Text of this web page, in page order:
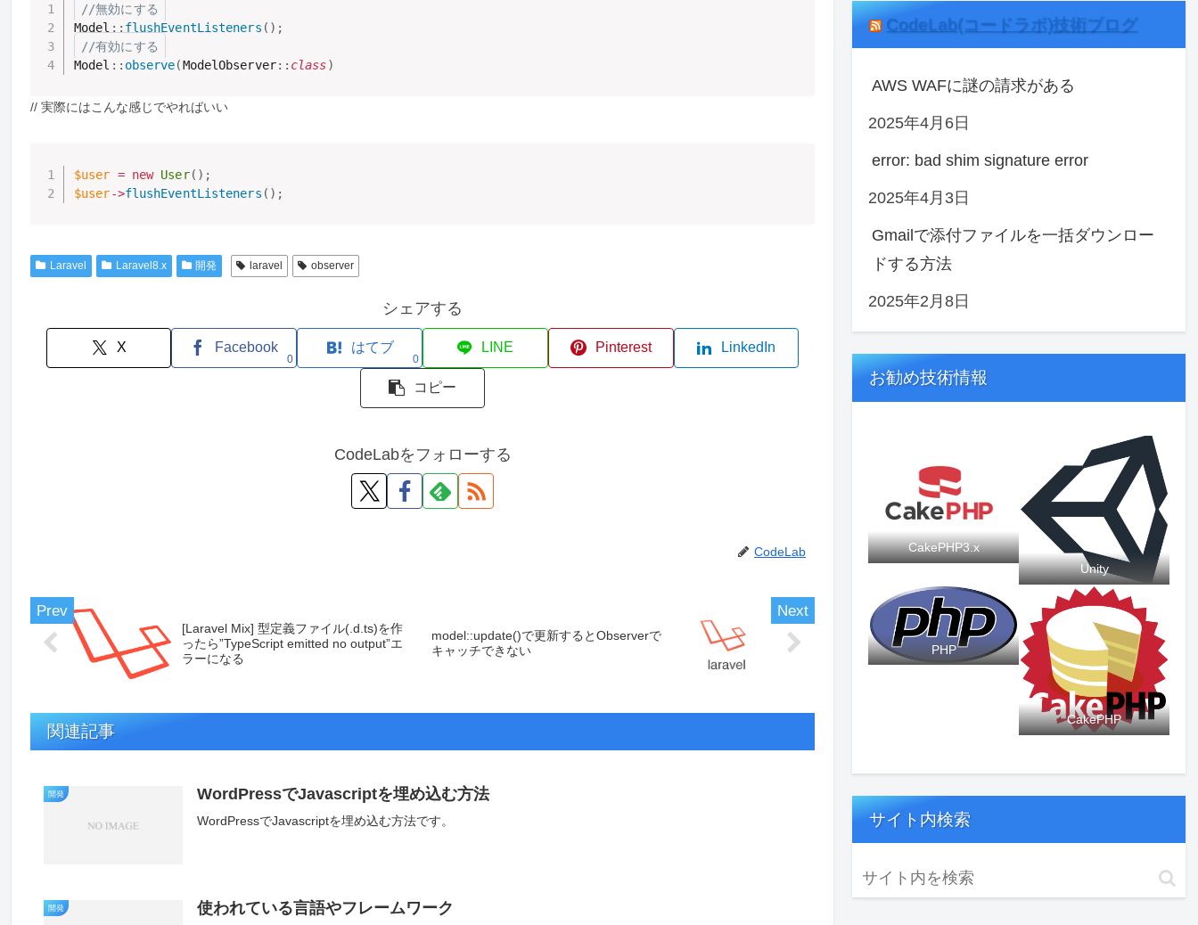
//無効にする
Model : : flushEventListeners ( ) ;
//有効にする
Model : : observe(ModelObserver: : class)
// 実際にはこんな感じでやればいい
$user = new User( ) ;
$user->flushEventListeners ( ) ;
Laravel Laravel8.x 開発 laravel observer
シェアする
X Facebook
0
はてブ
0
LINE Pinterest LinkedIn
コピー
CodeLabをフォローする
CodeLab
[Laravel Mix] 型定義ファイル(.d.ts)を作
ったら”TypeScript emitted no output”エ
ラーになる
model::update()で更新するとObserverで
キャッチできない
関連記事
開発 WordPressでJavascriptを埋め込む方法
WordPressでJavascriptを埋め込む方法です。
開発 使われている言語やフレームワーク
CodeLab(コードラボ)技術ブログ
AWS WAFに謎の請求がある
2025年4月6日
error: bad shim signature error
2025年4月3日
Gmailで添付ファイルを一括ダウンロー
ドする方法
2025年2月8日
お勧め技術情報
CakePHP3.x
Unity
PHP
CakePHP
サイト内検索